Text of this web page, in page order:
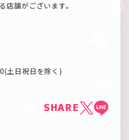
舗がございます。
土日祝日を除く)
SHARE